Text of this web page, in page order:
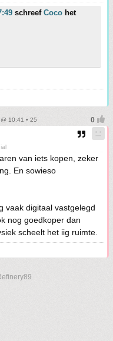
schreef Coco het
10:41 • 25
van iets kopen, zeker
En sowieso
vaak digitaal vastgelegd
nog goedkoper dan
scheelt het iig ruimte.